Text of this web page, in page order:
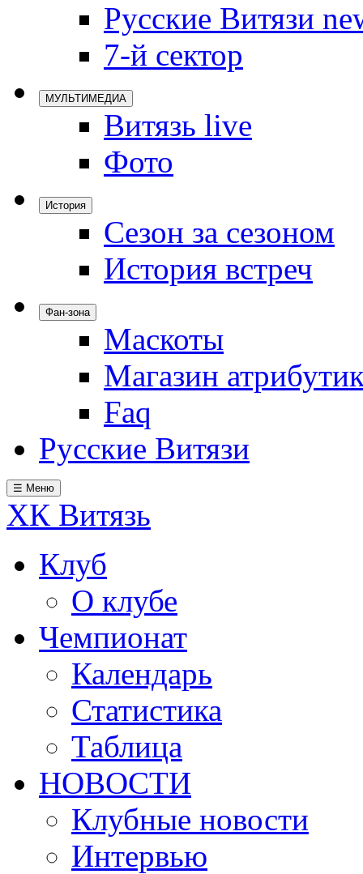
Русские Витязи
7-й сектор
МУЛЬТИМЕДИА
Витязь live
Фото
История
Сезон за сезоном
История встреч
Фан-зона
Маскоты
Магазин
Faq
Русские Витязи
☰ Меню
ХК Витязь
Клуб
О клубе
Чемпионат
Календарь
Статистика
Таблица
НОВОСТИ
Клубные новости
Интервью